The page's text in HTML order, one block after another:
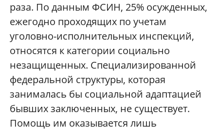
раза. По данным ФСИН, 25% осужденных,
ежегодно проходящих по учетам
уголовно-исполнительных инспекций,
относятся к категории социально
незащищенных. Специализированной
федеральной структуры, которая
занималась бы социальной адаптацией
бывших заключенных, не существует.
Помощь им оказывается лишь